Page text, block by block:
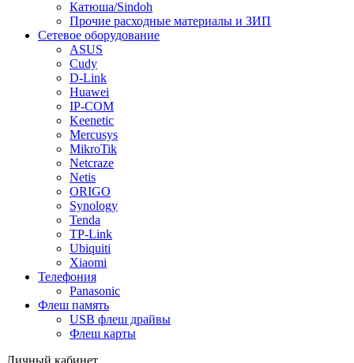
Катюша/Sindoh
Прочие расходные материалы и ЗИП
Сетевое оборудование
ASUS
Cudy
D-Link
Huawei
IP-COM
Keenetic
Mercusys
MikroTik
Netcraze
Netis
ORIGO
Synology
Tenda
TP-Link
Ubiquiti
Xiaomi
Телефония
Panasonic
Флеш память
USB флеш драйвы
Флеш карты
Личный кабинет